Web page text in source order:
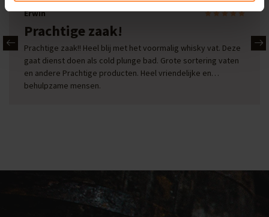
Erwin
Prachtige zaak!
Prachtige zaak!! Heel blij met het voormalig whisky vat. Deze
gaat dienst doen als cold plunge bad. Grote sortering vaten
en andere Prachtige producten. Heel vriendelijke en
behulpzame mensen.